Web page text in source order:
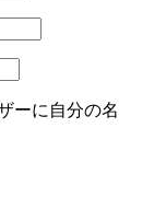
ーに自分の名